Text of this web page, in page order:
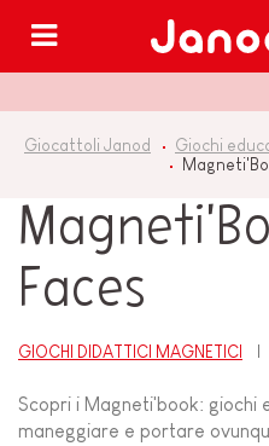
Giocattoli Janod Giochi
Faces
GIOCHI DIDATTICI MAGNETICI
Scopri i Magneti'book: giochi
maneggiare e portare